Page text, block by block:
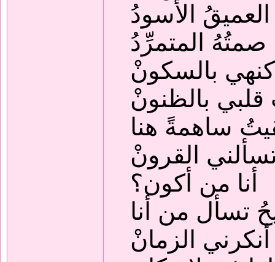
الأسودُ
صمتُهُ المتمرِّدُ
بالسكونْ
بالظنونْ
ساهمةً هنا
القرونْ
أنا من أكون؟
تسأل من أنا
أنكرني الزمانْ